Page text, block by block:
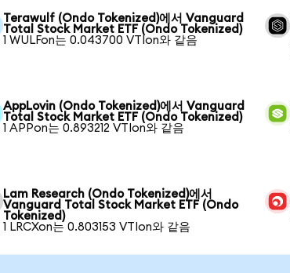
Terawulf (Ondo Tokenized)에서 Vanguard
Total Stock Market ETF (Ondo Tokenized)
1 WULFon는 0.043700 VTIon와 같음
AppLovin (Ondo Tokenized)에서 Vanguard
Total Stock Market ETF (Ondo Tokenized)
1 APPon는 0.893212 VTIon와 같음
Lam Research (Ondo Tokenized)에서
Vanguard Total Stock Market ETF (Ondo
Tokenized)
1 LRCXon는 0.803153 VTIon와 같음